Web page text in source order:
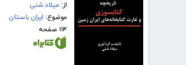
از: میلاد شنی
موضوع: ایران باستان
۱۱۴ صفحه